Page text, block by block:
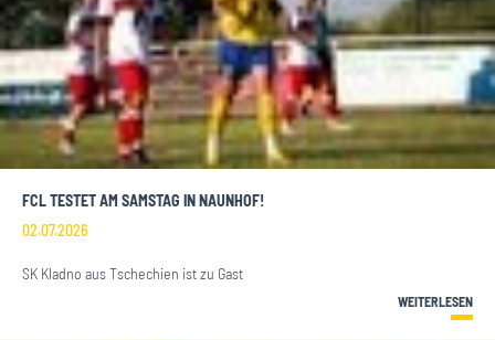
FCL TESTET AM SAMSTAG IN NAUNHOF!
02.07.2026
SK Kladno aus Tschechien ist zu Gast
WEITERLESEN